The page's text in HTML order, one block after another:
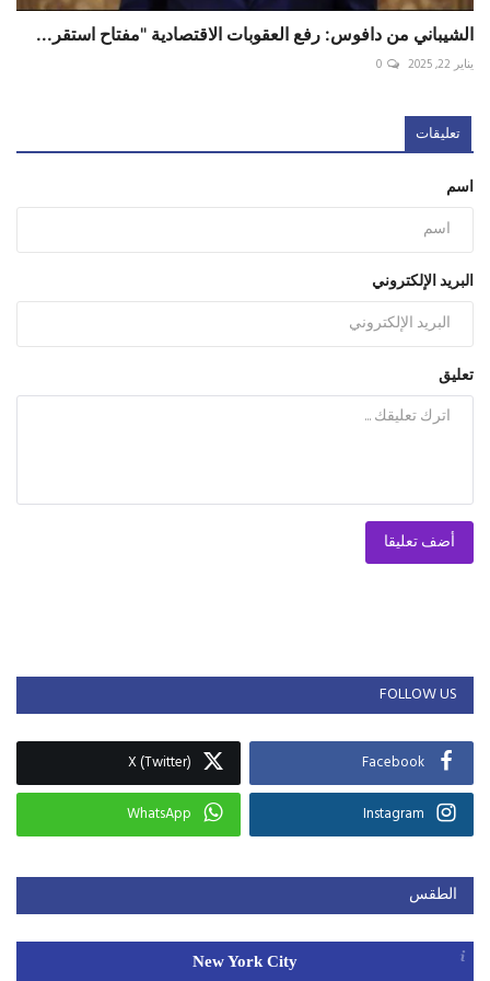
الشيباني من دافوس: رفع العقوبات الاقتصادية "مفتاح استقر...
يناير 22, 2025 0
تعليقات
اسم
البريد الإلكتروني
تعليق
أضف تعليقا
FOLLOW US
Facebook
X (Twitter)
Instagram
WhatsApp
الطقس
New York City